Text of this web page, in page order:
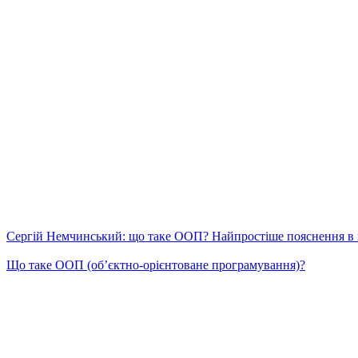
Сергій Немчинський: що таке ООП? Найпростіше пояснення в
Що таке ООП (об’єктно-орієнтоване програмування)?